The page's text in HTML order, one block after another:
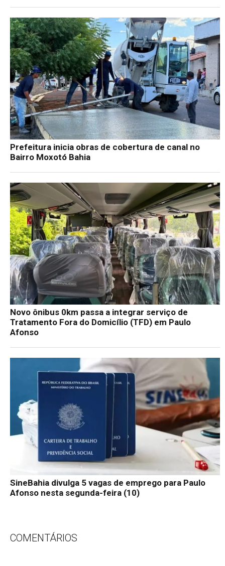
Prefeitura inicia obras de cobertura de canal no
Bairro Moxotó Bahia
Novo ônibus 0km passa a integrar serviço de
Tratamento Fora do Domicílio (TFD) em Paulo
Afonso
SineBahia divulga 5 vagas de emprego para Paulo
Afonso nesta segunda-feira (10)
COMENTÁRIOS